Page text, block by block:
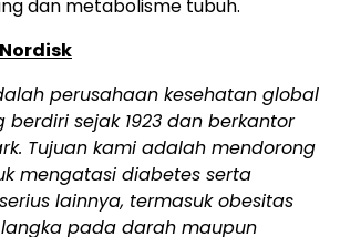
dan metabolisme tubuh.
perusahaan kesehatan global
berdiri sejak 1923 dan berkantor
Tujuan kami adalah mendorong
mengatasi diabetes serta
lainnya, termasuk obesitas
pada darah maupun